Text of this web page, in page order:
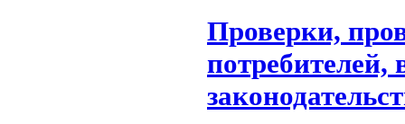
Проверки,